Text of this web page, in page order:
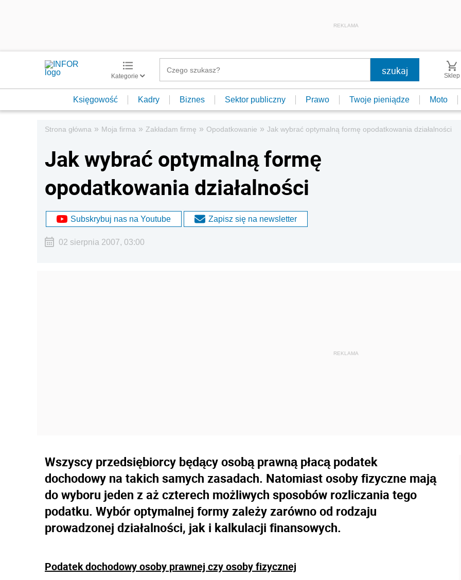
REKLAMA
Kategorie Sklep
Księgowość Kadry Biznes Sektor publiczny Prawo Twoje pieniądze Moto
Strona główna » Moja firma » Zakładam firmę » Opodatkowanie » Jak wybrać optymalną formę opodatkowania działalności
Jak wybrać optymalną formę
opodatkowania działalności
Subskrybuj nas na Youtube Zapisz się na newsletter
02 sierpnia 2007, 03:00
Wszyscy przedsiębiorcy będący osobą prawną płacą podatek
dochodowy na takich samych zasadach. Natomiast osoby fizyczne mają
do wyboru jeden z aż czterech możliwych sposobów rozliczania tego
podatku. Wybór optymalnej formy zależy zarówno od rodzaju
prowadzonej działalności, jak i kalkulacji finansowych.
Podatek dochodowy osoby prawnej czy osoby fizycznej